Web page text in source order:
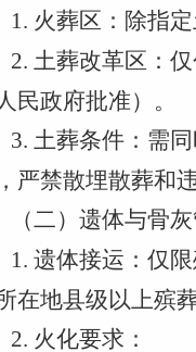
1. 火葬区：除指
2. 土葬改革区：
民政府批准）。
3. 土葬条件：需
严禁散埋散葬和
（二）遗体与骨
1. 遗体接运：仅
在地县级以上殡
2. 火化要求：